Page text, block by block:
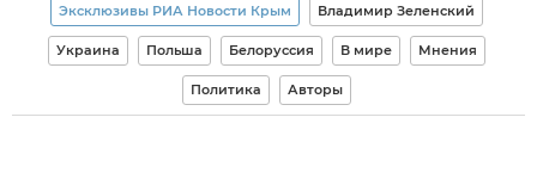
Эксклюзивы РИА Новости Крым Владимир Зеленский
Украина Польша Белоруссия В мире Мнения
Политика Авторы